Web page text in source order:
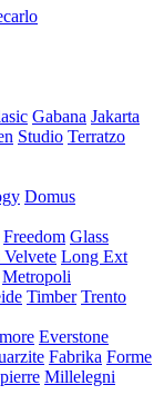
Gabana Jakarta
Studio Terratzo
Domus
Freedom Glass
Long Ext
Metropoli
Timber Trento
Everstone
Fabrika Forme
Millelegni